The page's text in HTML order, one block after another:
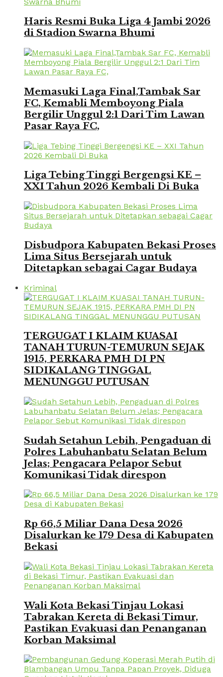
Haris Resmi Buka Liga 4 Jambi 2026
di Stadion Swarna Bhumi
Memasuki Laga Final,Tambak Sar
FC, Kemabli Memboyong Piala
Bergilir Unggul 2:1 Dari Tim Lawan
Pasar Raya FC,
Liga Tebing Tinggi Bergengsi KE –
XXI Tahun 2026 Kembali Di Buka
Disbudpora Kabupaten Bekasi Proses
Lima Situs Bersejarah untuk
Ditetapkan sebagai Cagar Budaya
Kriminal
TERGUGAT I KLAIM KUASAI
TANAH TURUN-TEMURUN SEJAK
1915, PERKARA PMH DI PN
SIDIKALANG TINGGAL
MENUNGGU PUTUSAN
Sudah Setahun Lebih, Pengaduan di
Polres Labuhanbatu Selatan Belum
Jelas; Pengacara Pelapor Sebut
Komunikasi Tidak direspon
Rp 66,5 Miliar Dana Desa 2026
Disalurkan ke 179 Desa di Kabupaten
Bekasi
Wali Kota Bekasi Tinjau Lokasi
Tabrakan Kereta di Bekasi Timur,
Pastikan Evakuasi dan Penanganan
Korban Maksimal